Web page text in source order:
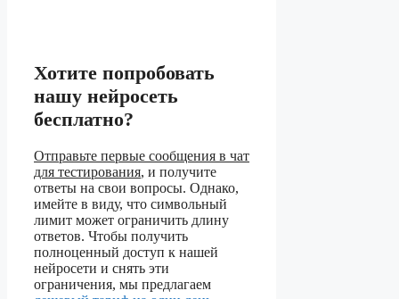
Хотите попробовать
нашу нейросеть
бесплатно?
Отправьте первые сообщения в чат
для тестирования, и получите
ответы на свои вопросы. Однако,
имейте в виду, что символьный
лимит может ограничить длину
ответов. Чтобы получить
полноценный доступ к нашей
нейросети и снять эти
ограничения, мы предлагаем